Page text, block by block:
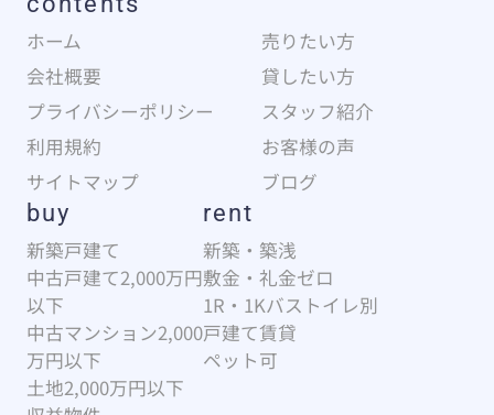
ホーム
売りたい方
会社概要
貸したい方
プライバシーポリシー
スタッフ紹介
利用規約
お客様の声
サイトマップ
ブログ
buy
新築戸建て
中古戸建て2,000万円
以下
中古マンション2,000
万円以下
土地2,000万円以下
rent
新築・築浅
敷金・礼金ゼロ
1R・1Kバストイレ別
戸建て賃貸
ペット可